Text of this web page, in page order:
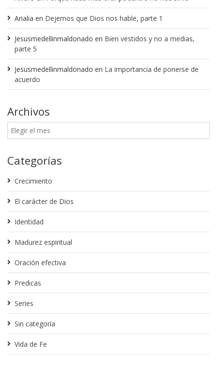
Analia en Dejemos que Dios nos hable, parte 1
Jesusmedellinmaldonado en Bien vestidos y no a medias,
parte 5
Jesusmedellinmaldonado en La importancia de ponerse de
acuerdo
Archivos
Categorías
Crecimiento
El carácter de Dios
Identidad
Madurez espiritual
Oración efectiva
Predicas
Series
Sin categoría
Vida de Fe